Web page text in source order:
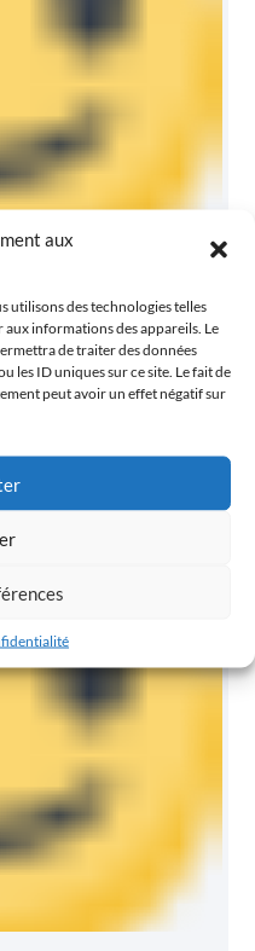
aux
utilisons des technologies telles
informations des appareils. Le
de traiter des données
les ID uniques sur ce site. Le fait de
peut avoir un effet négatif sur
Pour Le
pour le Salon du Livre